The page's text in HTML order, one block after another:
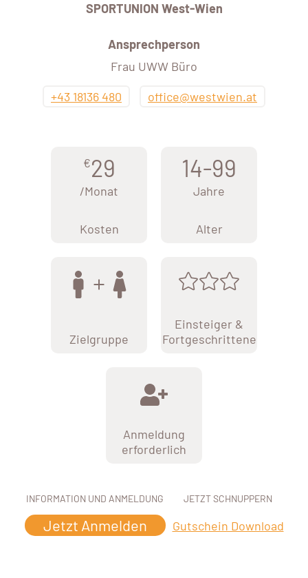
SPORTUNION West-Wien
Ansprechperson
Frau UWW Büro
+43 18136 480
office@westwien.at
€29
/Monat
Kosten
14-99
Jahre
Alter
Zielgruppe
Einsteiger &
Fortgeschrittene
Anmeldung
erforderlich
INFORMATION UND ANMELDUNG
Jetzt Anmelden
JETZT SCHNUPPERN
Gutschein Download